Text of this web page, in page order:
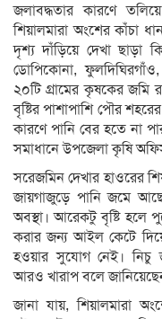
জলাবদ্ধতার কারণে
শিয়ালমারা অংশের কাঁচা
দৃশ্য দাঁড়িয়ে দেখা ছাড়া
ডোপিকোনা,
২০টি গ্রামের কৃষকের জমি
বৃষ্টির পাশাপাশি পৌর
কারণে পানি বের হতে না
সমাধানে উপজেলা কৃষি অফিস
সরেজমিন দেখার হাওরের
জায়গাজুড়ে পানি জমে
অবস্থা। আরেকটু বৃষ্টি হলে
করার জন্য আইল কেটে
হওয়ার সুযোগ নেই। নিচু
আরও খারাপ বলে
জানা যায়, শিয়ালমারা